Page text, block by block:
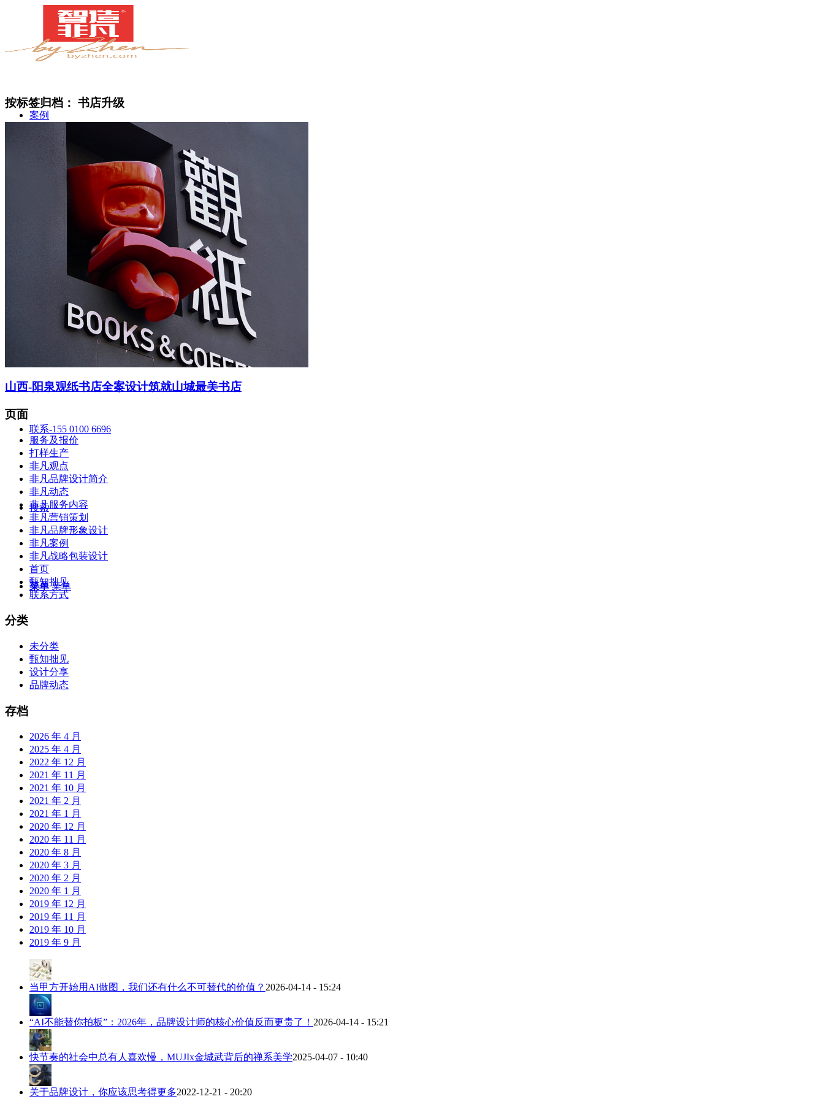
案例
甄知灼见
智造中心
联系-155 0100 6696
搜索
菜单 菜单
按标签归档： 书店升级
山西-阳泉观纸书店全案设计筑就山城最美书店
页面
服务及报价
打样生产
非凡观点
非凡品牌设计简介
非凡动态
非凡服务内容
非凡营销策划
非凡品牌形象设计
非凡案例
非凡战略包装设计
首页
甄知拙见
联系方式
分类
未分类
甄知拙见
设计分享
品牌动态
存档
2026 年 4 月
2025 年 4 月
2022 年 12 月
2021 年 11 月
2021 年 10 月
2021 年 2 月
2021 年 1 月
2020 年 12 月
2020 年 11 月
2020 年 8 月
2020 年 3 月
2020 年 2 月
2020 年 1 月
2019 年 12 月
2019 年 11 月
2019 年 10 月
2019 年 9 月
当甲方开始用AI做图，我们还有什么不可替代的价值？ 2026-04-14 - 15:24
“AI不能替你拍板”：2026年，品牌设计师的核心价值反而更贵了！ 2026-04-14 - 15:21
快节奏的社会中总有人喜欢慢，MUJIx金城武背后的禅系美学2025-04-07 - 10:40
关于品牌设计，你应该思考得更多2022-12-21 - 20:20